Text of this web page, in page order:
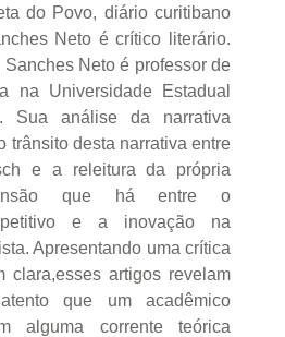
do Povo, diário curitibano
Neto é crítico literário.
Neto é professor de
na Universidade Estadual
Sua análise da narrativa
trânsito desta narrativa entre
e a releitura da própria
que há entre o
e a inovação na
Apresentando uma crítica
clara,esses artigos revelam
que um acadêmico
alguma corrente teórica